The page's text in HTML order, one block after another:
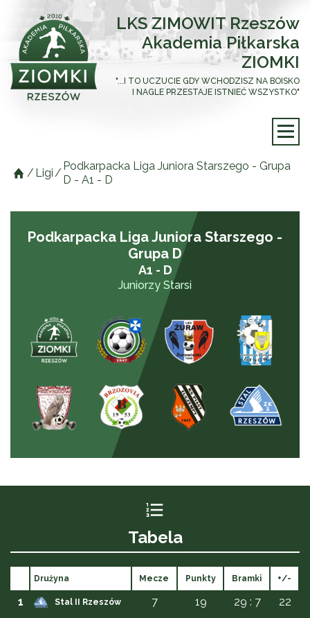
LKS ZIMOWIT Rzeszów
Akademia Piłkarska
ZIOMKI
"...I TO UCZUCIE GDY WCHODZISZ NA BOISKO
I NAGLE PRZESTAJE ISTNIEĆ WSZYSTKO"
/ Ligi /
Podkarpacka Liga Juniora Starszego - Grupa
D - A1 - D
Podkarpacka Liga Juniora Starszego -
Grupa D
A1 - D
Juniorzy Starsi
Tabela
Drużyna Mecze Punkty Bramki +/-
1 Stal II Rzeszów 7 19 29 : 7
22